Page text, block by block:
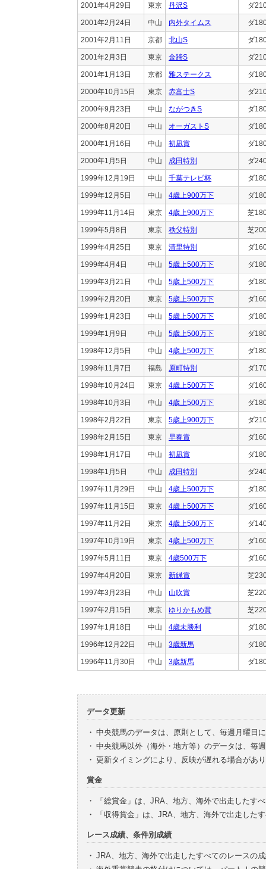
2001年4月29日 東京 丹沢S ダ
2001年2月24日 中山 内外タイムス ダ
2001年2月11日 京都 北山S ダ
2001年2月3日 東京 金蹄S ダ
2001年1月13日 京都 雅ステークス ダ
2000年10月15日 東京 赤富士S ダ
2000年9月23日 中山 ながつきS ダ
2000年8月20日 中山 オーガストS ダ
2000年1月16日 中山 初凪賞 ダ
2000年1月5日 中山 成田特別 ダ
1999年12月19日 中山 千葉テレビ杯 ダ
1999年12月5日 中山 4歳上900万下 ダ
1999年11月14日 東京 4歳上900万下 芝
1999年5月8日 東京 秩父特別 芝
1999年4月25日 東京 清里特別 ダ
1999年4月4日 中山 5歳上500万下 ダ
1999年3月21日 中山 5歳上500万下 ダ
1999年2月20日 東京 5歳上500万下 ダ
1999年1月23日 中山 5歳上500万下 ダ
1999年1月9日 中山 5歳上500万下 ダ
1998年12月5日 中山 4歳上500万下 ダ
1998年11月7日 福島 原町特別 ダ
1998年10月24日 東京 4歳上500万下 ダ
1998年10月3日 中山 4歳上500万下 ダ
1998年2月22日 東京 5歳上900万下 ダ
1998年2月15日 東京 早春賞 ダ
1998年1月17日 中山 初凪賞 ダ
1998年1月5日 中山 成田特別 ダ
1997年11月29日 中山 4歳上500万下 ダ
1997年11月15日 東京 4歳上500万下 ダ
1997年11月2日 東京 4歳上500万下 ダ
1997年10月19日 東京 4歳上500万下 ダ
1997年5月11日 東京 4歳500万下 ダ
1997年4月20日 東京 新緑賞 芝
1997年3月23日 中山 山吹賞 芝
1997年2月15日 東京 ゆりかもめ賞 芝
1997年1月18日 中山 4歳未勝利 ダ
1996年12月22日 中山 3歳新馬 ダ
1996年11月30日 中山 3歳新馬 ダ
データ更新
・ 中央競馬のデータは、原則として、毎週月曜日
・ 中央競馬以外（海外・地方等）のデータは、毎
・ 更新タイミングにより、反映が遅れる場合があ
賞金
・
「総賞金」は、JRA、地方、海外で出走したす
・
「収得賞金」は、JRA、地方、海外で出走した
レース成績、条件別成績
・ JRA、地方、海外で出走したすべてのレースの